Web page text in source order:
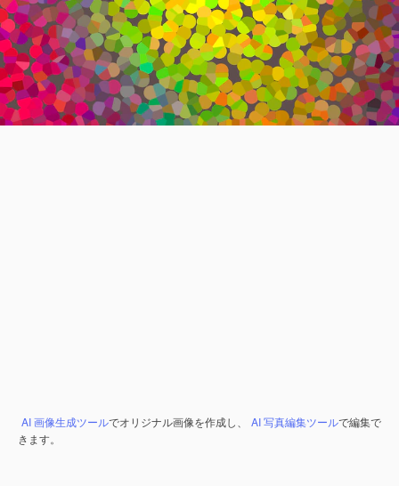
AI 画像生成ツールでオリジナル画像を作成し、 AI 写真編集ツールで編集で
きます。